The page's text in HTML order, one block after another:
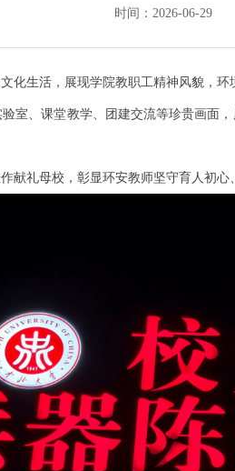
时间：2026-06-29
化生活， 展现学院教职工精神风貌， 环
室、课堂教学、团建交流等珍贵画面
礼母校，彰显环安教师坚守育人初心